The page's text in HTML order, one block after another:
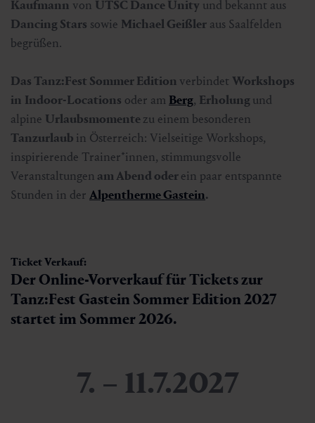
Kaufmann von UTSC Dance Unity und bekannt aus
Dancing Stars sowie Michael Geißler aus Saalfelden
begrüßen.
Das Tanz:Fest Sommer Edition verbindetWorkshops
in Indoor-Locations oder am Berg, Erholungund
alpine Urlaubsmomentezu einem besonderen
Tanzurlaub in Österreich: Vielseitige Workshops,
inspirierende Trainer*innen, stimmungsvolle
Veranstaltungen am Abend oderein paar entspannte
Stunden in der Alpentherme Gastein.
Ticket Verkauf:
Der Online-Vorverkauf für Tickets zur
Tanz:Fest Gastein Sommer Edition 2027
startet im Sommer 2026.
7. – 11.7.2027